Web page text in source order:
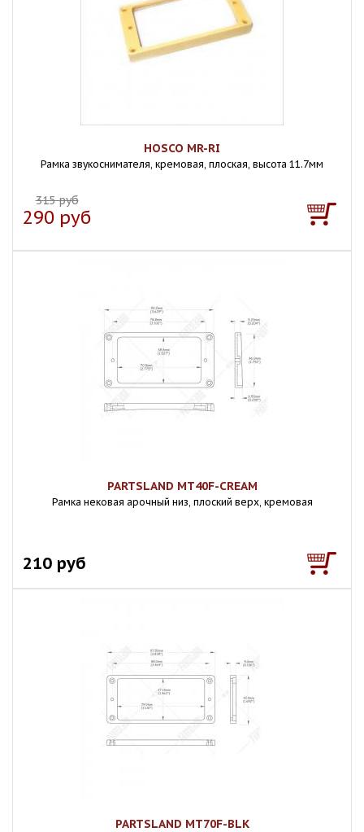
HOSCO MR-RI
Рамка звукоснимателя, кремовая, плоская, высота 11.7мм
315 руб
290 руб
PARTSLAND MT40F-CREAM
Рамка нековая арочный низ, плоский верх, кремовая
210 руб
PARTSLAND MT70F-BLK